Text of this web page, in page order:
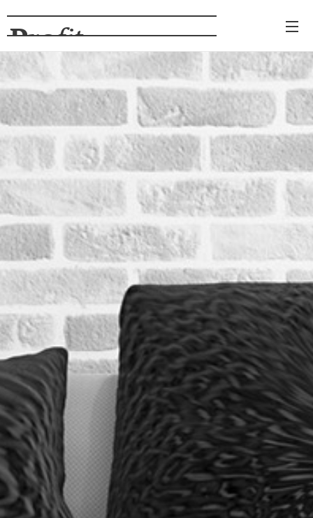
Profit
NÁBYTOK